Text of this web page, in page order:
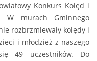
Konkurs Kolęd i
W murach Gminnego
rozbrzmiewały kolędy i
i młodzież z naszego
49 uczestników. Do